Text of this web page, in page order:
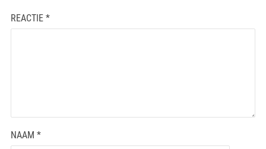
REACTIE *
NAAM *